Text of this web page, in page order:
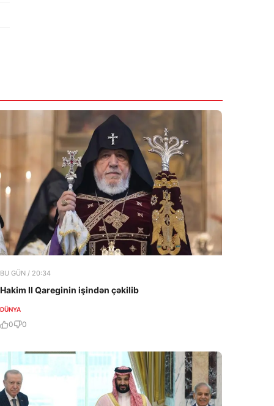
BU GÜN / 20:34
Hakim II Qareginin işindən çəkilib
DÜNYA
0 0